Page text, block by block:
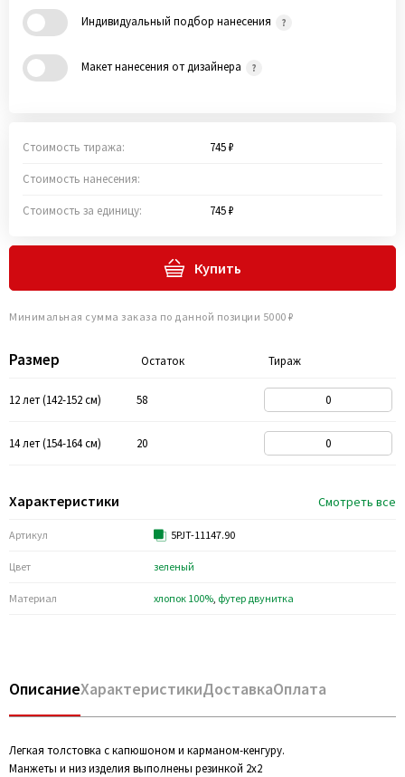
Размер Остаток Тираж
12 лет (142-152 см) 58
14 лет (154-164 см) 20
Характеристики Смотреть все
Артикул 5PJT-11147.90
Цвет зеленый
Материал хлопок 100%, футер двунитка
Индивидуальный подбор нанесения
Макет нанесения от дизайнера
Стоимость тиража: 745 ₽
Стоимость нанесения:
Стоимость за единицу: 745 ₽
Купить
Минимальная сумма заказа по данной позиции 5000 ₽
ОписаниеХарактеристикиДоставкаОплата
Легкая толстовка с капюшоном и карманом-кенгуру.
Манжеты и низ изделия выполнены резинкой 2х2